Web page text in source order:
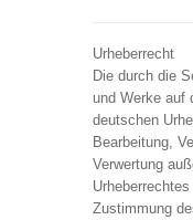
Urheberrecht
Die durch die
und Werke auf
deutschen
Bearbeitung,
Verwertung
Zustimmung